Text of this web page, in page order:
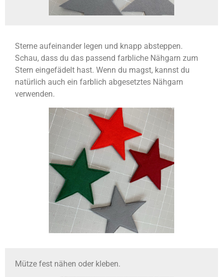
Sterne aufeinander legen und knapp absteppen.
Schau, dass du das passend farbliche Nähgarn zum
Stern eingefädelt hast. Wenn du magst, kannst du
natürlich auch ein farblich abgesetztes Nähgarn
verwenden.
Mütze fest nähen oder kleben.